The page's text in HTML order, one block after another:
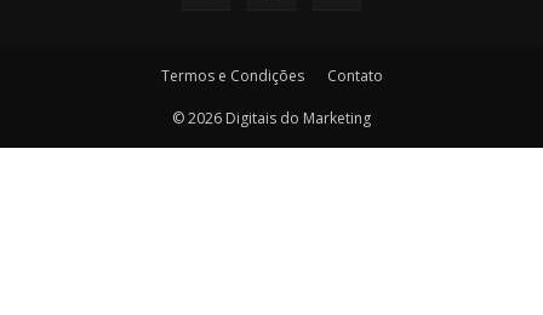
Termos e Condições Contato
© 2026 Digitais do Marketing